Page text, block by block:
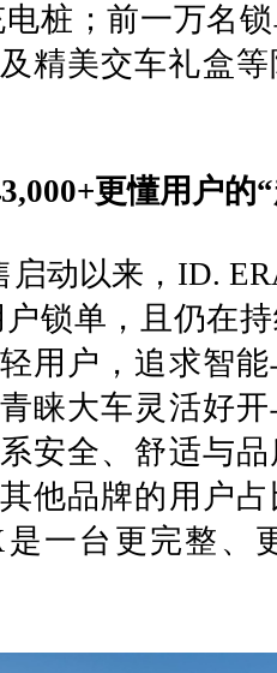
桩；前一万名
精美交车礼盒
3,000+更懂用户的
启动以来， ID.
锁单，且仍在
用户，追求智
睐大车灵活好
安全、舒适与
他品牌的用户
是一台更完整、